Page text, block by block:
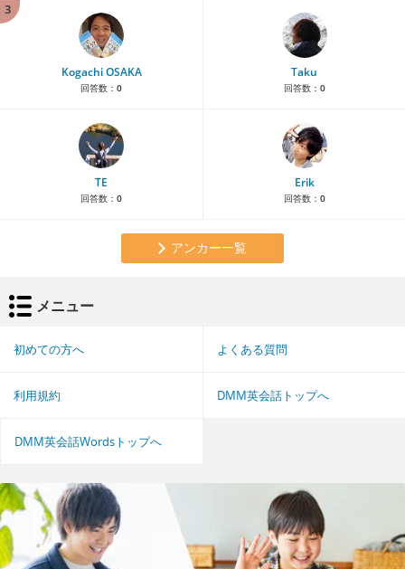
3
Kogachi OSAKA
回答数： 0
Taku
回答数： 0
TE
回答数： 0
Erik
回答数： 0
アンカー一覧
メニュー
初めての方へ よくある質問
利用規約 DMM英会話トップへ
DMM英会話Wordsトップへ